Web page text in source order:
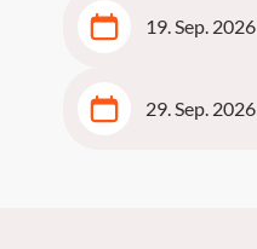
19. Sep. 2026
29. Sep. 2026